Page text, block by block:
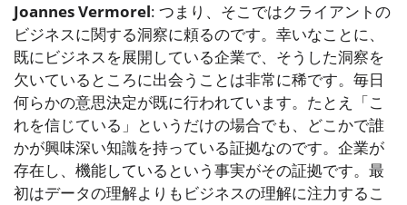
Joannes Vermorel: つまり、そこではクライアントの
ビジネスに関する洞察に頼るのです。幸いなことに、
既にビジネスを展開している企業で、そうした洞察を
欠いているところに出会うことは非常に稀です。毎日
何らかの意思決定が既に行われています。たとえ「こ
れを信じている」というだけの場合でも、どこかで誰
かが興味深い知識を持っている証拠なのです。企業が
存在し、機能しているという事実がその証拠です。最
初はデータの理解よりもビジネスの理解に注力するこ